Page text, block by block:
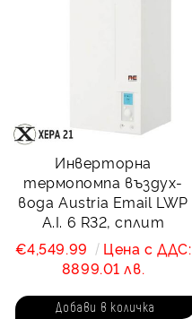
Инверторна
термопомпа въздух-
вода Austria Email LWP
A.I. 6 R32, сплит
€4,549.99
Цена с ДДС:
8899.01 лв.